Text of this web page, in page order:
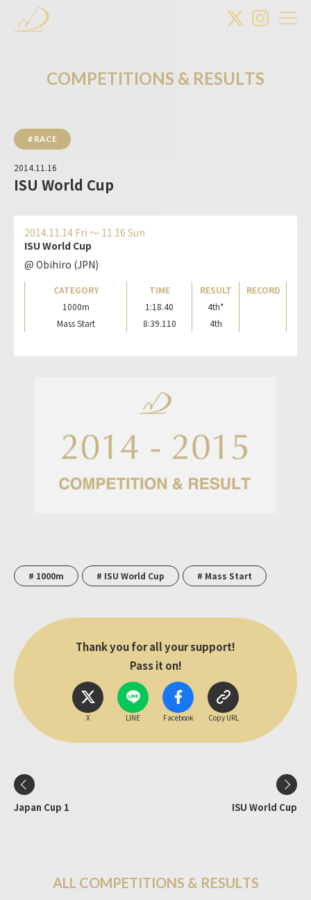
COMPETITIONS & RESULTS
# RACE
2014.11.16
ISU World Cup
2014.11.14 Fri 〜 11.16 Sun
ISU World Cup
@ Obihiro (JPN)
CATEGORY TIME RESULT
RECORD
1000m
1:18.40
4th*
Mass Start
8:39.110 4th
# 1000m # ISU World Cup # Mass Start
Thank you for all your support!
Pass it on!
X LINE Facebook Copy URL
Japan Cup 1 ISU World Cup
ALL COMPETITIONS & RESULTS